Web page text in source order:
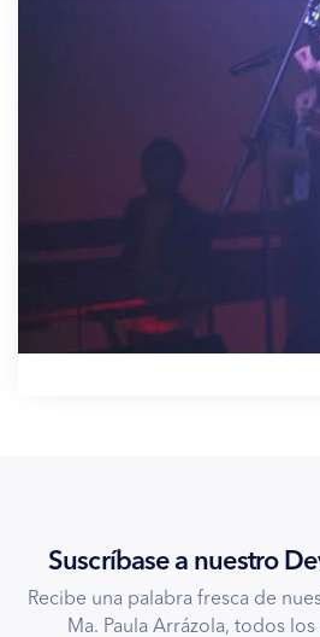
Suscríbase a nuestro
Recibe una palabra fresca de
Ma. Paula Arrázola, todos